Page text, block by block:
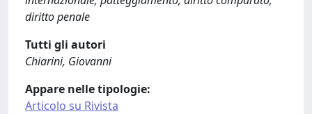
diritto penale
Tutti gli autori
Chiarini, Giovanni
Appare nelle tipologie:
Articolo su Rivista